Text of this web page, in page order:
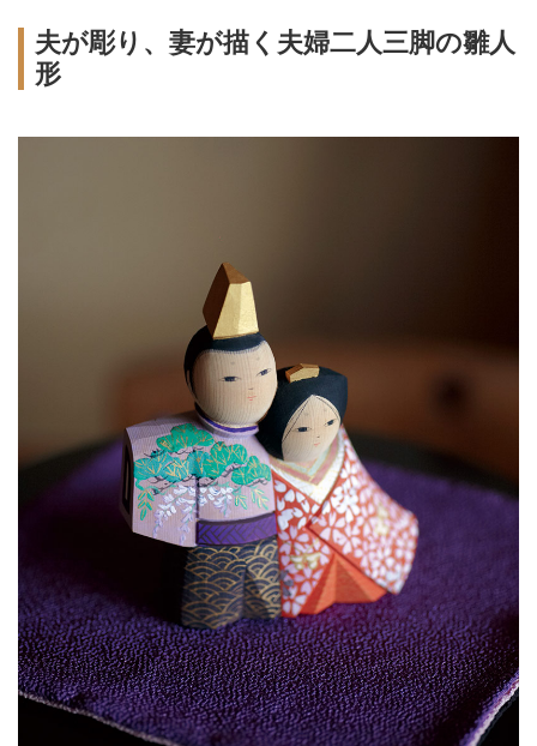
夫が彫り、妻が描く夫婦二人三脚の雛人
形